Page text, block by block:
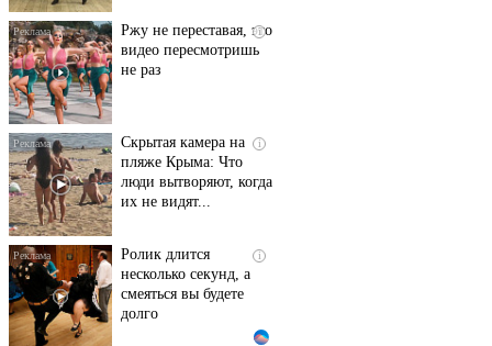
i
Ржу не переставая, это
видео пересмотришь
не раз
i
Скрытая камера на
пляже Крыма: Что
люди вытворяют, когда
их не видят...
i
Ролик длится
несколько секунд, а
смеяться вы будете
долго